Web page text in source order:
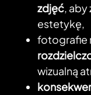
zdjęć, aby
estetykę,
fotografie
wizualną